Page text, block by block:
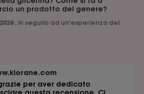
un prodotto del genere?
, in seguito ad un'esperienza del
per aver dedicato